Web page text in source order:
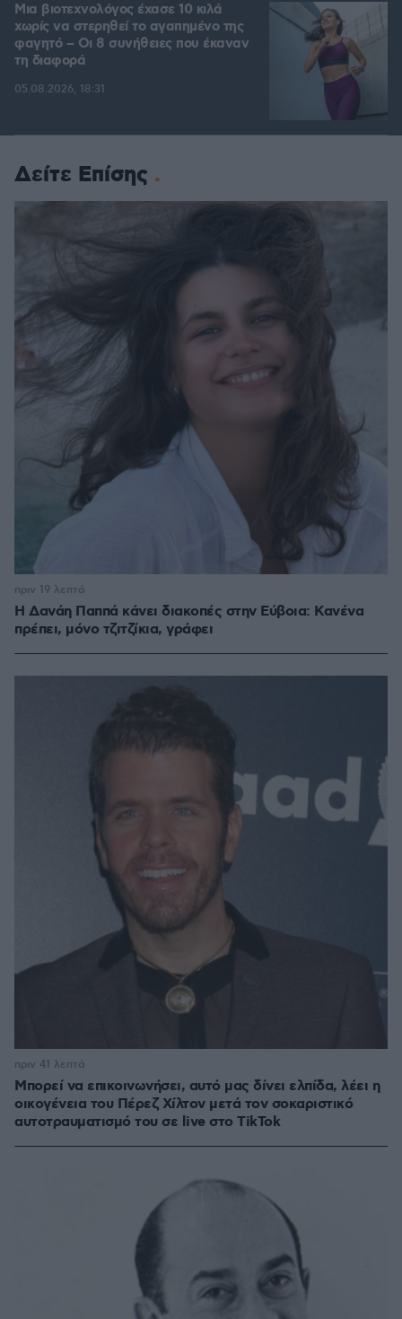
Μια βιοτεχνολόγος έχασε 10 κιλά
χωρίς να στερηθεί το αγαπημένο της
φαγητό – Οι 8 συνήθειες που έκαναν
τη διαφορά
05.08.2026, 18:31
Δείτε Επίσης
Η Δανάη Παππά κάνει διακοπές στην Εύβοια: Κανένα
πρέπει, μόνο τζιτζίκια, γράφει
πριν 19 λεπτά
Μπορεί να επικοινωνήσει, αυτό μας δίνει ελπίδα, λέει η
οικογένεια του Πέρεζ Χίλτον μετά τον σοκαριστικό
αυτοτραυματισμό του σε live στο TikTok
πριν 41 λεπτά